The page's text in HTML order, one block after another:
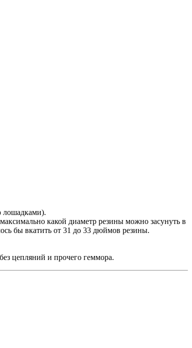
лошадками).
какой диаметр резины можно засунуть в
бы вкатить от 31 до 33 дюймов резины.
цепляний и прочего геммора.